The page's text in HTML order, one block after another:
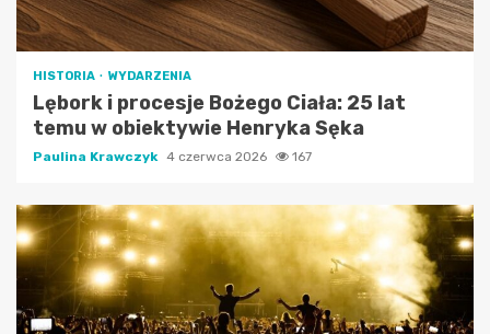
HISTORIA WYDARZENIA
Lębork i procesje Bożego Ciała: 25 lat
temu w obiektywie Henryka Sęka
Paulina Krawczyk 4 czerwca 2026 167